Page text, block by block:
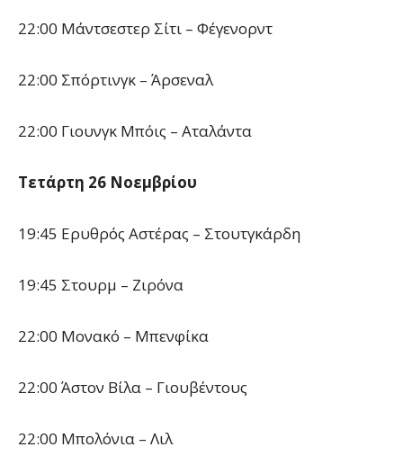
22:00 Μάντσεστερ Σίτι – Φέγενορντ
22:00 Σπόρτινγκ – Άρσεναλ
22:00 Γιουνγκ Μπόις – Αταλάντα
Τετάρτη 26 Νοεμβρίου
19:45 Ερυθρός Αστέρας – Στουτγκάρδη
19:45 Στουρμ – Ζιρόνα
22:00 Μονακό – Μπενφίκα
22:00 Άστον Βίλα – Γιουβέντους
22:00 Μπολόνια – Λιλ